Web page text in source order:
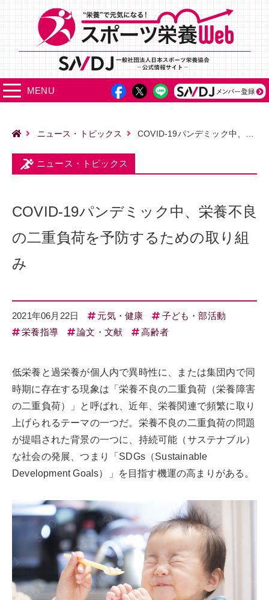
MENU
ニュース・トピックス COVID-19パンデミック中、栄養不良の二重負荷を予防するための取り組み
ニュース・トピックス
COVID-19パンデミック中、栄養不良
の二重負荷を予防するための取り組
み
2021年06月22日 元気・健康
子ども・部活動
栄養指導
論文・文献 高齢者
低栄養と過栄養が個人内で異時性に、または集団内で同
時期に存在する現象は「栄養不良の二重負荷（栄養障害
の二重負荷）」と呼ばれ、近年、栄養関連で頻繁に取り
上げられるテーマの一つだ。栄養不良の二重負荷の問題
が提唱された背景の一つに、持続可能（サステナブル）
な社会の発展、つまり「SDGs（Sustainable
Development Goals）」を目指す機運の高まりがある。